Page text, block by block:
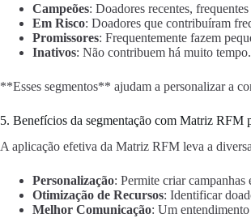
Campeões: Doadores recentes,
Em Risco: Doadores que contribuíram
Promissores: Frequentemente fazem
Inativos: Não contribuem há muito
**Esses segmentos** ajudam a personalizar a
5. Benefícios da segmentação com Matriz RFM
A aplicação efetiva da Matriz RFM leva a
Personalização: Permite criar campanhas
Otimização de Recursos: Identificar
Melhor Comunicação: Um